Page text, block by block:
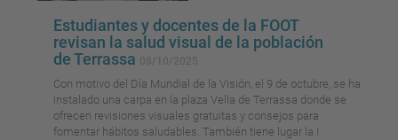
Estudiantes y docentes de la FOOT
revisan la salud visual de la población
de Terrassa
Con motivo del Día Mundial de la Visión, el 9 de octubre, se ha
instalado una carpa en la plaza Vella de Terrassa donde se
ofrecen revisiones visuales gratuitas y consejos para
fomentar hábitos saludables. También tiene lugar la I